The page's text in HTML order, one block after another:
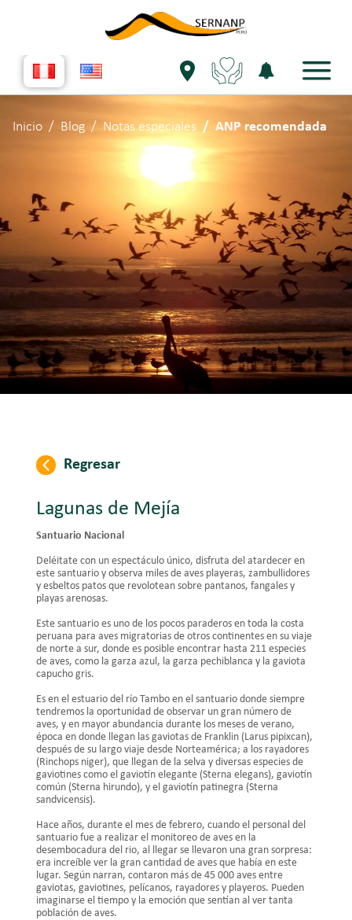
Inicio Blog Notas especiales ANP recomendada
Regresar
Lagunas de Mejía
Santuario Nacional
Deléitate con un espectáculo único, disfruta del atardecer en
este santuario y observa miles de aves playeras, zambullidores
y esbeltos patos que revolotean sobre pantanos, fangales y
playas arenosas.
Este santuario es uno de los pocos paraderos en toda la costa
peruana para aves migratorias de otros continentes en su viaje
de norte a sur, donde es posible encontrar hasta 211 especies
de aves, como la garza azul, la garza pechiblanca y la gaviota
capucho gris.
Es en el estuario del río Tambo en el santuario donde siempre
tendremos la oportunidad de observar un gran número de
aves, y en mayor abundancia durante los meses de verano,
época en donde llegan las gaviotas de Franklin (Larus pipixcan),
después de su largo viaje desde Norteamérica; a los rayadores
(Rinchops niger), que llegan de la selva y diversas especies de
gaviotines como el gaviotín elegante (Sterna elegans), gaviotín
común (Sterna hirundo), y el gaviotín patinegra (Sterna
sandvicensis).
Hace años, durante el mes de febrero, cuando el personal del
santuario fue a realizar el monitoreo de aves en la
desembocadura del rio, al llegar se llevaron una gran sorpresa:
era increíble ver la gran cantidad de aves que había en este
lugar. Según narran, contaron más de 45 000 aves entre
gaviotas, gaviotines, pelícanos, rayadores y playeros. Pueden
imaginarse el tiempo y la emoción que sentían al ver tanta
población de aves.